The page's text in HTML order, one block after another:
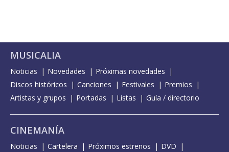
MUSICALIA
Noticias Novedades
Próximas novedades
Discos históricos
Canciones Festivales
Premios
Artistas y grupos
Portadas Listas Guía / directorio
CINEMANÍA
Noticias Cartelera Próximos estrenos
DVD